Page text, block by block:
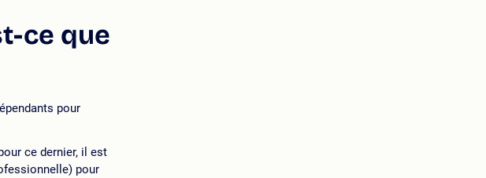
ce que
pour
ce dernier, il est
pour